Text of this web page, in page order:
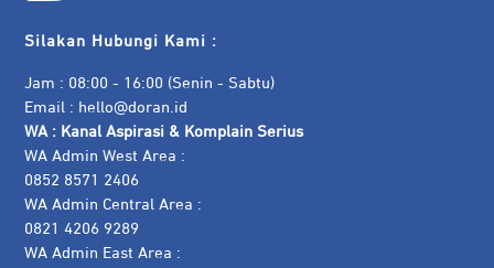
Silakan Hubungi Kami :
Jam : 08:00 - 16:00 (Senin - Sabtu)
Email : hello@doran.id
WA : Kanal Aspirasi & Komplain Serius
WA Admin West Area :
0852 8571 2406
WA Admin Central Area :
0821 4206 9289
WA Admin East Area :